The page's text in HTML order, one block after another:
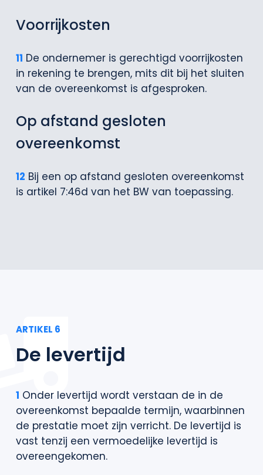
Voorrijkosten
11 De ondernemer is gerechtigd voorrijkosten
in rekening te brengen, mits dit bij het sluiten
van de overeenkomst is afgesproken.
Op afstand gesloten
overeenkomst
12 Bij een op afstand gesloten overeenkomst
is artikel 7:46d van het BW van toepassing.
ARTIKEL 6
De levertijd
1 Onder levertijd wordt verstaan de in de
overeenkomst bepaalde termijn, waarbinnen
de prestatie moet zijn verricht. De levertijd is
vast tenzij een vermoedelijke levertijd is
overeengekomen.